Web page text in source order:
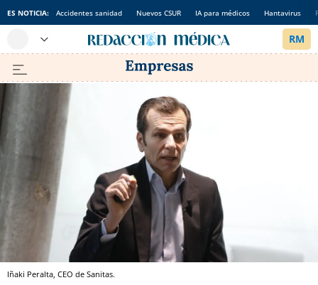
ES NOTICIA: Accidentes sanidad Nuevos CSUR IA para médicos Hantavirus
Iñaki Peralta, CEO de Sanitas.